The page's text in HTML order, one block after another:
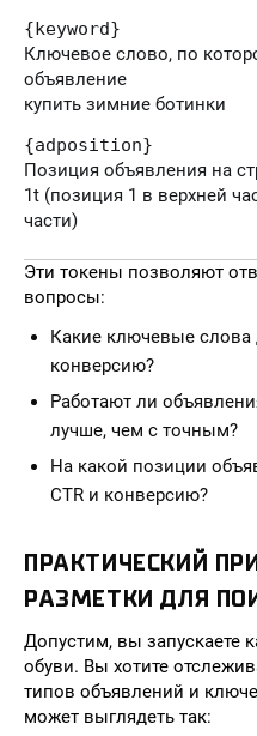
{keyword}
Ключевое слово, по
объявление
купить зимние ботинки
{adposition}
Позиция объявления на
1t (позиция 1 в верхней
части)
Эти токены позволяют
вопросы:
Какие ключевые
конверсию?
Работают ли
лучше, чем с точным?
На какой позиции
CTR и конверсию?
ПРАКТИЧЕСКИЙ
РАЗМЕТКИ ДЛЯ
Допустим, вы запускаете
обуви. Вы хотите
типов объявлений и
может выглядеть так: